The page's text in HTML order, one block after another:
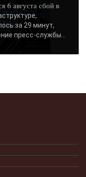
6 августа сбой в
за 29 минут,
пресс-службы...